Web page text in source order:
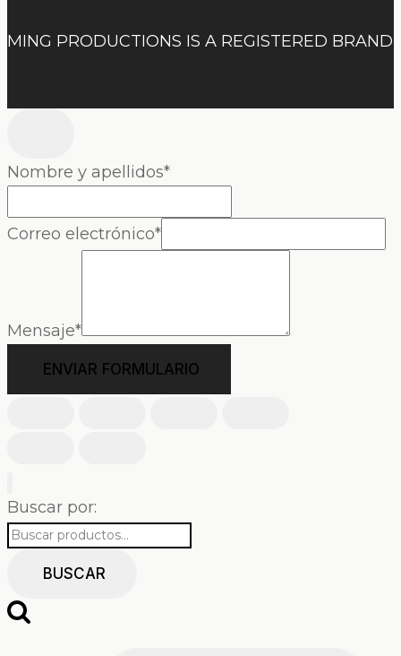
MING PRODUCTIONS IS A REGISTERED BRAND
Nombre y apellidos*
Correo electrónico*
Mensaje*
ENVIAR FORMULARIO
Buscar por:
BUSCAR